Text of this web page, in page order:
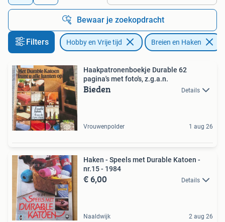
Bewaar je zoekopdracht
Filters Hobby en Vrije tijd Breien en Haken
Haakpatronenboekje Durable 62
pagina's met foto's, z.g.a.n.
Bieden Details
Vrouwenpolder 1 aug 26
Haken - Speels met Durable Katoen -
nr.15 - 1984
€ 6,00 Details
Naaldwijk 2 aug 26